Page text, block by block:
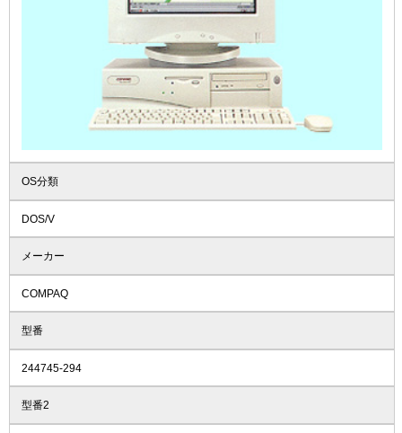
OS分類
DOS/V
メーカー
COMPAQ
型番
244745-294
型番2